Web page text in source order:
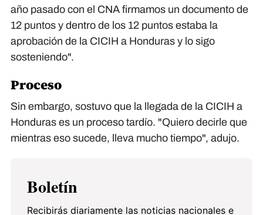
año pasado con el CNA firmamos un documento de
12 puntos y dentro de los 12 puntos estaba la
aprobación de la CICIH a Honduras y lo sigo
sosteniendo".
Proceso
Sin embargo, sostuvo que la llegada de la CICIH a
Honduras es un proceso tardío. "Quiero decirle que
mientras eso sucede, lleva mucho tiempo", adujo.
Boletín
Recibirás diariamente las noticias nacionales e